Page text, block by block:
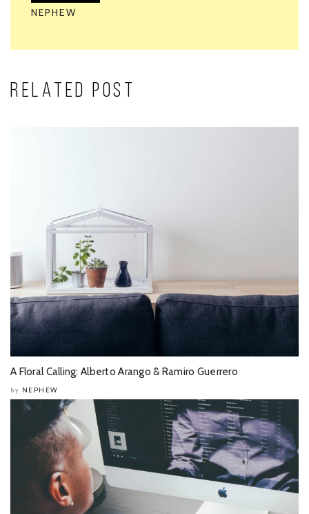
NEPHEW
RELATED POST
A Floral Calling: Alberto Arango & Ramiro Guerrero
by NEPHEW